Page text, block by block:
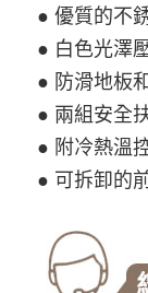
● 優質的不
● 白色光澤
● 防滑地板
● 兩組安全
● 附冷熱溫
● 可拆卸的